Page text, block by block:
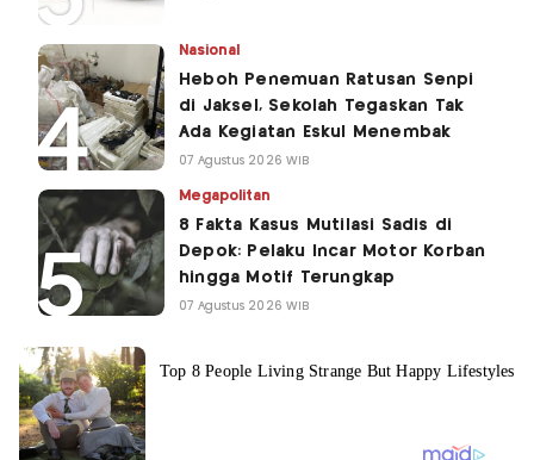
Nasional
Heboh Penemuan Ratusan Senpi
di Jaksel, Sekolah Tegaskan Tak
Ada Kegiatan Eskul Menembak
07 Agustus 2026 WIB
Megapolitan
8 Fakta Kasus Mutilasi Sadis di
Depok: Pelaku Incar Motor Korban
hingga Motif Terungkap
07 Agustus 2026 WIB